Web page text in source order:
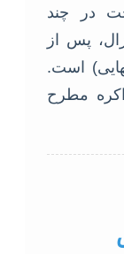
در چند
پس از
است.
مطرح